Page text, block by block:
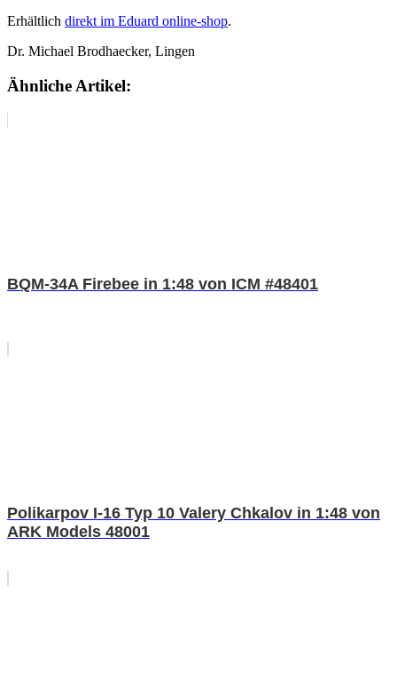
Erhältlich direkt im Eduard online-shop.
Dr. Michael Brodhaecker, Lingen
Ähnliche Artikel:
BQM-34A Firebee in 1:48 von ICM #48401
Polikarpov I-16 Typ 10 Valery Chkalov in 1:48 von
ARK Models 48001